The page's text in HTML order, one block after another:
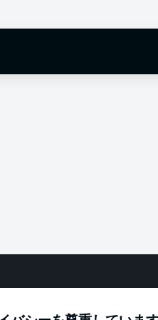
Welcome
fixture